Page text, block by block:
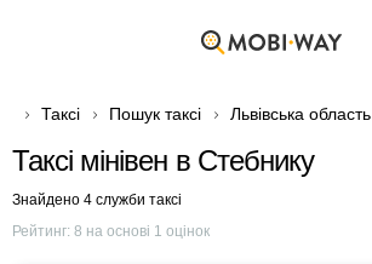
Таксі Пошук таксі Львівська область
Таксі мінівен в Стебнику
Знайдено 4 служби таксі
Рейтинг: 8 на основі 1 оцінок